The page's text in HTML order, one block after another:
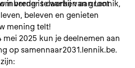
inbreng is daarbij van groot
verder te werken aan Lennik,
beleven en genieten
mening telt!
mei 2025 kun je deelnemen aan
op samennaar2031.lennik.be.